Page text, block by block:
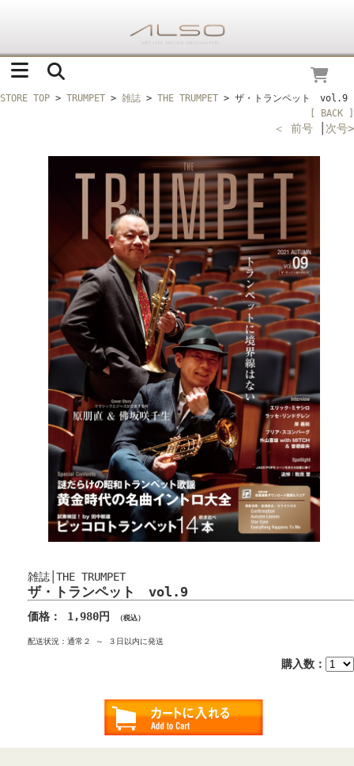
STORE TOP > TRUMPET > 雑誌 > THE TRUMPET > ザ・トランペット vol.9
[ BACK ]
＜ 前号 次号>
雑誌│THE TRUMPET
ザ・トランペット vol.9
価格： 1,980円 （税込）
配送状況：通常２ ～ ３日以内に発送
購入数：